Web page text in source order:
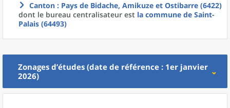
Canton : Pays de Bidache, Amikuze et Ostibarre (6422)
dont le bureau centralisateur est la commune de Saint-
Palais (64493)
Zonages d’études (date de référence : 1er janvier
2026)